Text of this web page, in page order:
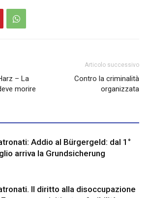
– La
morire
Articolo successivo
Contro la criminalità
organizzata
Addio al Bürgergeld: dal 1°
arriva la Grundsicherung
Il diritto alla disoccupazione